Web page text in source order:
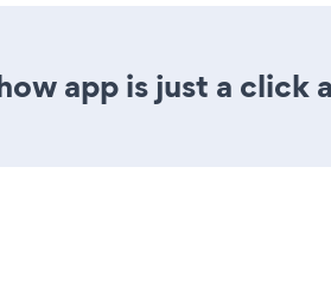
app is just a click